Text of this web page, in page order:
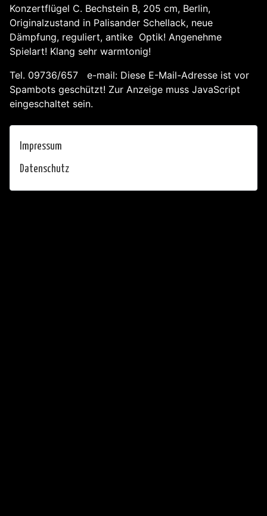
Konzertflügel C. Bechstein B, 205 cm, Berlin,
Originalzustand in Palisander Schellack, neue
Dämpfung, reguliert, antike Optik! Angenehme
Spielart! Klang sehr warmtonig!
Tel. 09736/657 e-mail: Diese E-Mail-Adresse ist vor
Spambots geschützt! Zur Anzeige muss JavaScript
eingeschaltet sein.
Impressum
Datenschutz